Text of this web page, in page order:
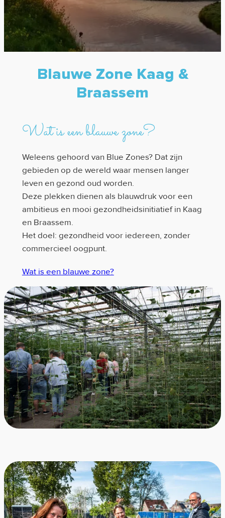
Blauwe Zone Kaag &
Braassem
Wat is een blauwe zone?
Weleens gehoord van Blue Zones? Dat zijn
gebieden op de wereld waar mensen langer
leven en gezond oud worden.
Deze plekken dienen als blauwdruk voor een
ambitieus en mooi gezondheidsinitiatief in Kaag
en Braassem.
Het doel: gezondheid voor iedereen, zonder
commercieel oogpunt.
Wat is een blauwe zone?